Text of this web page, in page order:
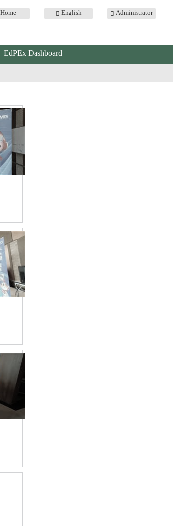
Home English Administrator
EdPEx Dashboard